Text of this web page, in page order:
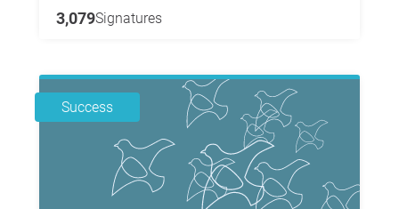
3,079Signatures
Success